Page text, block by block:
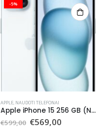
-5%
APPLE NAUDOTI TELEFONAI
Apple iPhone 15 256 GB (Naudotas)
€599,00 Original
€569,00Current